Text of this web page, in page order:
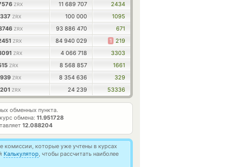
ZRX 11 689 707
2434
ZRX 100 000
1095
ZRX 93 886 470
671
ZRX 84 940 029 1 219
ZRX 4 066 718
3303
ZRX 8 568 857
1661
ZRX 8 354 636
329
ZRX 24 239 53336
обменных пункта.
обмена: 11.951728
12.088204
комиссии, которые уже учтены в курсах
Калькулятор, чтобы рассчитать наиболее